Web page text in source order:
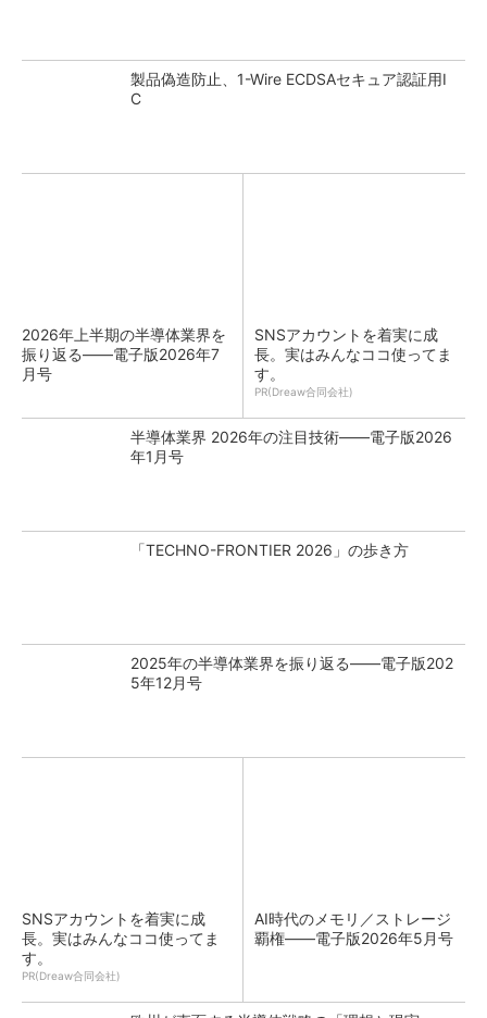
製品偽造防止、1-Wire ECDSAセキュア認証用I
C
2026年上半期の半導体業界を
振り返る――電子版2026年7
月号
SNSアカウントを着実に成
長。実はみんなココ使ってま
す。
PR(Dreaw合同会社)
半導体業界 2026年の注目技術――電子版2026
年1月号
「TECHNO-FRONTIER 2026」の歩き方
2025年の半導体業界を振り返る――電子版202
5年12月号
SNSアカウントを着実に成
長。実はみんなココ使ってま
す。
PR(Dreaw合同会社)
AI時代のメモリ／ストレージ
覇権――電子版2026年5月号